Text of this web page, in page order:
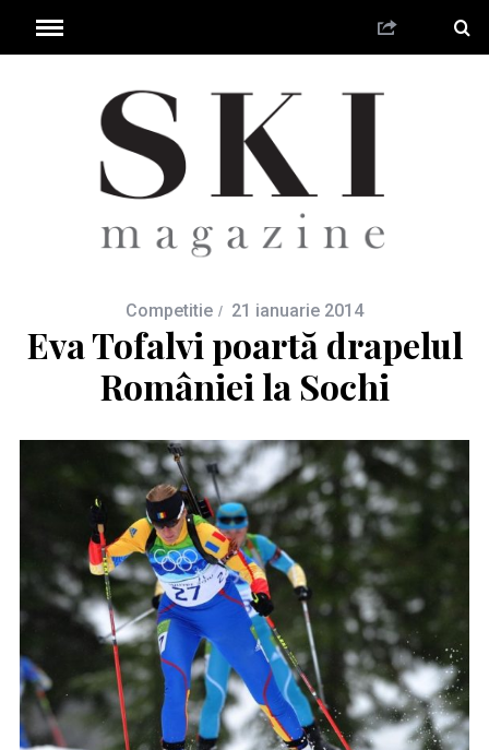
Competitie 21 ianuarie 2014
Eva Tofalvi poartă drapelul
României la Sochi